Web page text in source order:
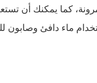
كما يمكنك أن
ماء دافئ وصابون